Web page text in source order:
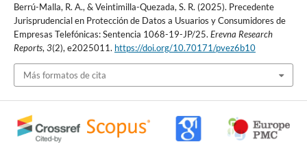
Berrú-Malla, R. A., & Veintimilla-Quezada, S. R. (2025). Precedente
Jurisprudencial en Protección de Datos a Usuarios y Consumidores de
Empresas Telefónicas: Sentencia 1068-19-JP/25. Erevna Research
Reports, 3(2), e2025011. https://doi.org/10.70171/pvez6b10
Más formatos de cita